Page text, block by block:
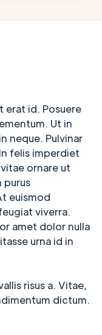
erat id. Posuere
Ut in
neque. Pulvinar
felis imperdiet
ornare ut
purus
euismod
viverra.
amet dolor nulla
urna id in
risus a. Vitae,
dictum.